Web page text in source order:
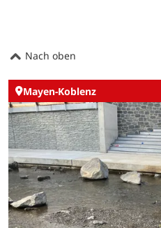
Nach oben
Mayen-Koblenz